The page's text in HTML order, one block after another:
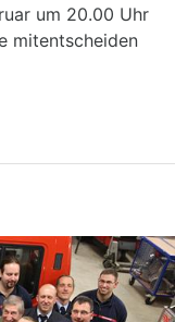
um 20.00 Uhr
mitentscheiden